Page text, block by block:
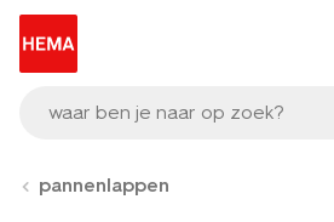
waar ben je naar op zoek?
pannenlappen